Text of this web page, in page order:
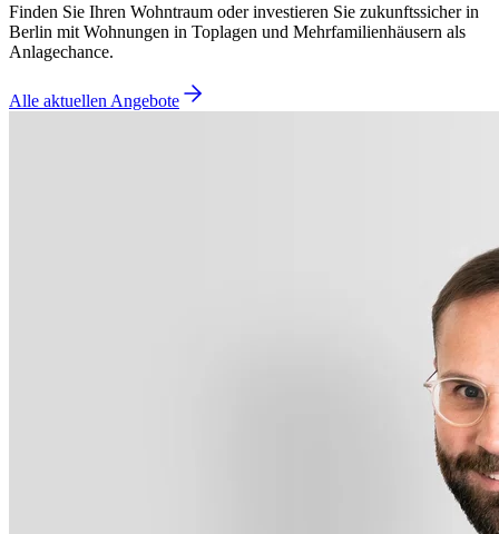
Finden Sie Ihren Wohntraum oder investieren Sie zukunftssicher in
Berlin mit Wohnungen in Toplagen und Mehrfamilienhäusern als
Anlagechance.
Alle aktuellen Angebote